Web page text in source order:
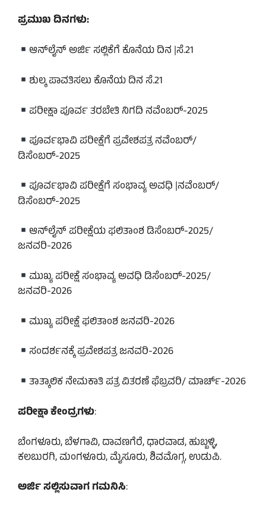
ಪ್ರಮುಖ ದಿನಗಳು:
ಆನ್‌ಲೈನ್ ಅರ್ಜಿ ಸಲ್ಲಿಕೆಗೆ ಕೊನೆಯ ದಿನ |ಸೆ.21
ಶುಲ್ಕ ಪಾವತಿಸಲು ಕೊನೆಯ ದಿನ ಸೆ.21
ಪರೀಕ್ಷಾ ಪೂರ್ವ ತರಬೇತಿ ನಿಗದಿ ನವೆಂಬರ್-2025
ಪೂರ್ವಭಾವಿ ಪರೀಕ್ಷೆಗೆ ಪ್ರವೇಶಪತ್ರ ನವೆಂಬರ್/
ಡಿಸೆಂಬರ್-2025
ಪೂರ್ವಭಾವಿ ಪರೀಕ್ಷೆಗೆ ಸಂಭಾವ್ಯ ಅವಧಿ |ನವೆಂಬರ್/
ಡಿಸೆಂಬರ್-2025
ಆನ್‌ಲೈನ್ ಪರೀಕ್ಷೆಯ ಫಲಿತಾಂಶ ಡಿಸೆಂಬರ್-2025/
ಜನವರಿ-2026
ಮುಖ್ಯ ಪರೀಕ್ಷೆ ಸಂಭಾವ್ಯ ಅವಧಿ ಡಿಸೆಂಬರ್-2025/
ಜನವರಿ-2026
ಮುಖ್ಯ ಪರೀಕ್ಷೆ ಫಲಿತಾಂಶ ಜನವರಿ-2026
ಸಂದರ್ಶನಕ್ಕೆ ಪ್ರವೇಶಪತ್ರ ಜನವರಿ-2026
ತಾತ್ಕಾಲಿಕ ನೇಮಕಾತಿ ಪತ್ರ ವಿತರಣೆ ಫೆಬ್ರವರಿ/ ಮಾರ್ಚ್-2026
ಪರೀಕ್ಷಾ ಕೇಂದ್ರಗಳು:
ಬೆಂಗಳೂರು, ಬೆಳಗಾವಿ, ದಾವಣಗೆರೆ, ಧಾರವಾಡ, ಹುಬ್ಬಳ್ಳಿ,
ಕಲಬುರಗಿ, ಮಂಗಳೂರು, ಮೈಸೂರು, ಶಿವಮೊಗ್ಗ, ಉಡುಪಿ.
ಅರ್ಜಿ ಸಲ್ಲಿಸುವಾಗ ಗಮನಿಸಿ: